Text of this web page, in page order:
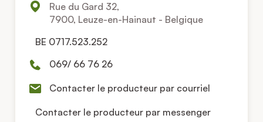
Rue du Gard 32,
7900, Leuze-en-Hainaut - Belgique
BE 0717.523.252
069/ 66 76 26
Contacter le producteur par courriel
Contacter le producteur par messenger